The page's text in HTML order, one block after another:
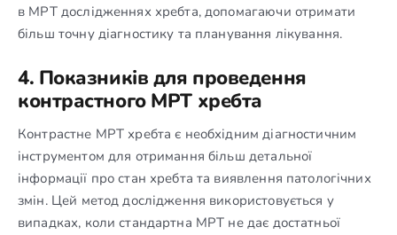
в МРТ дослідженнях хребта, допомагаючи отримати
більш точну діагностику та планування лікування.
4. Показників для проведення
контрастного МРТ хребта
Контрастне МРТ хребта є необхідним діагностичним
інструментом для отримання більш детальної
інформації про стан хребта та виявлення патологічних
змін. Цей метод дослідження використовується у
випадках, коли стандартна МРТ не дає достатньої